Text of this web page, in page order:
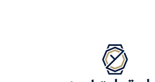
جنس بند